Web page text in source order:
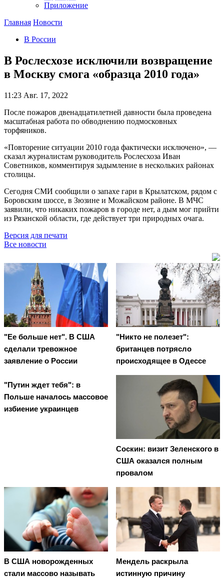
Приложение
Главная Новости
В России
В Рослесхозе исключили возвращение
в Москву смога «образца 2010 года»
11:23 Авг. 17, 2022
После пожаров двенадцатилетней давности была проведена
масштабная работа по обводнению подмосковных
торфяников.
«Повторение ситуации 2010 года фактически исключено», —
сказал журналистам руководитель Рослесхоза Иван
Советников, комментируя задымление в нескольких районах
столицы.
Сегодня СМИ сообщили о запахе гари в Крылатском, рядом с
Боровским шоссе, в Зюзине и Можайском районе. В МЧС
заявили, что никаких пожаров в городе нет, а дым мог прийти
из Рязанской области, где действует три природных очага.
Версия для печати
Все новости
"Ее больше нет". В США
сделали тревожное
заявление о России
"Никто не полезет":
британцев потрясло
происходящее в Одессе
"Путин ждет тебя": в
Польше началось массовое
избиение украинцев
Соскин: визит Зеленского в
США оказался полным
провалом
В США новорожденных
стали массово называть
Мендель раскрыла
истинную причину